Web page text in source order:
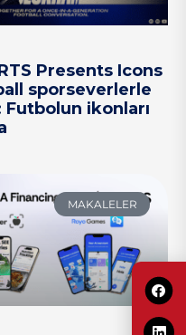
Presents Icons
sporseverlerle
ikonları
MAKALELER